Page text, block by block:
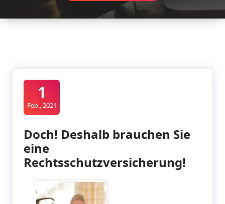
1
Feb., 2021
Doch! Deshalb brauchen Sie
eine
Rechtsschutzversicherung!